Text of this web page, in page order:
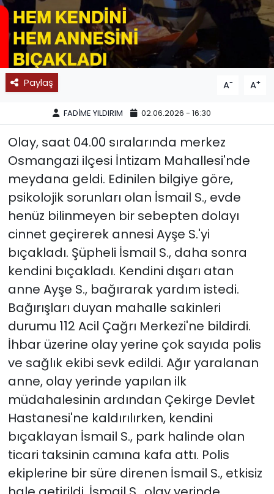
Paylaş A- A+
FADİME YILDIRIM 02.06.2026 - 16:30
Olay, saat 04.00 sıralarında merkez
Osmangazi ilçesi İntizam Mahallesi'nde
meydana geldi. Edinilen bilgiye göre,
psikolojik sorunları olan İsmail S., evde
henüz bilinmeyen bir sebepten dolayı
cinnet geçirerek annesi Ayşe S.'yi
bıçakladı. Şüpheli İsmail S., daha sonra
kendini bıçakladı. Kendini dışarı atan
anne Ayşe S., bağırarak yardım istedi.
Bağırışları duyan mahalle sakinleri
durumu 112 Acil Çağrı Merkezi'ne bildirdi.
İhbar üzerine olay yerine çok sayıda polis
ve sağlık ekibi sevk edildi. Ağır yaralanan
anne, olay yerinde yapılan ilk
müdahalesinin ardından Çekirge Devlet
Hastanesi'ne kaldırılırken, kendini
bıçaklayan İsmail S., park halinde olan
ticari taksinin camına kafa attı. Polis
ekiplerine bir süre direnen İsmail S., etkisiz